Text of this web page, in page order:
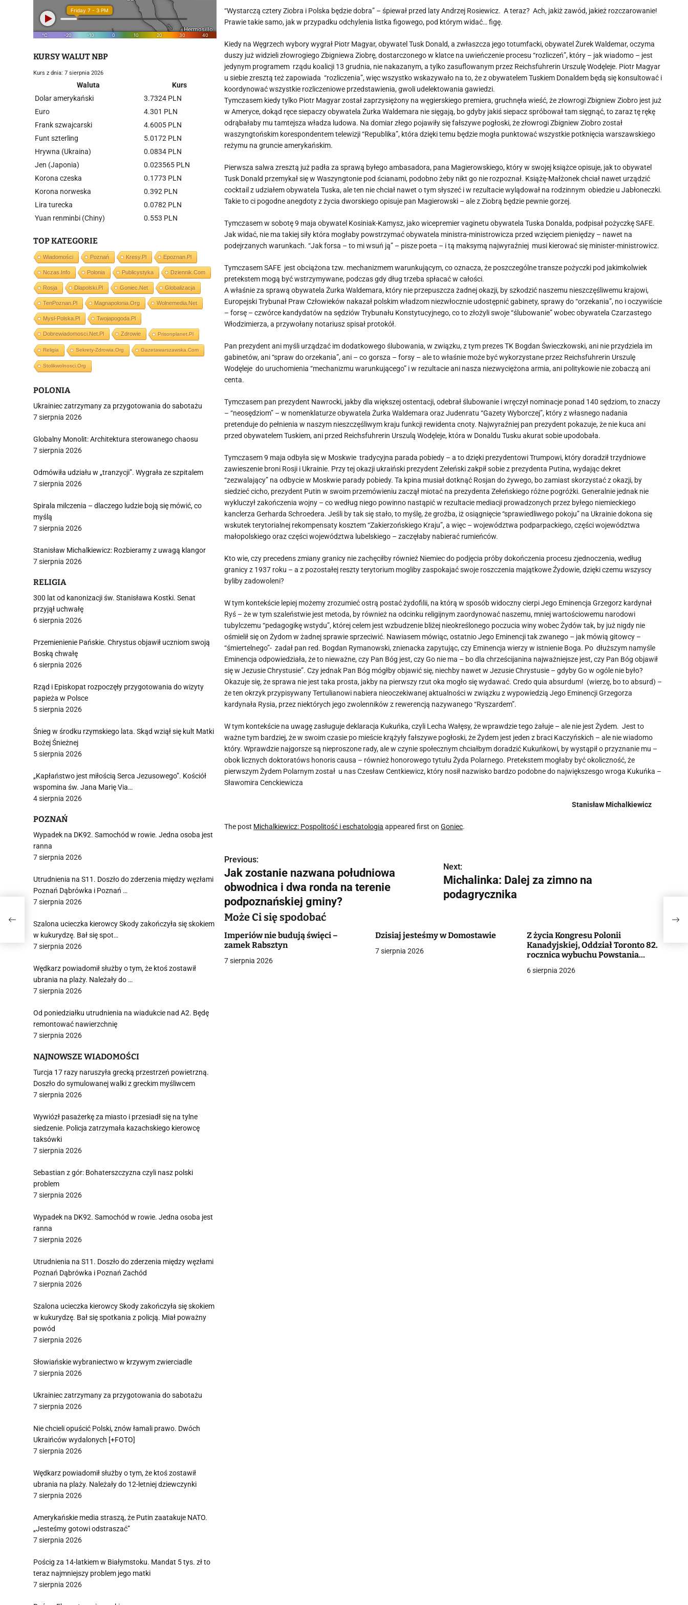
“Wystarczą cztery Ziobra i Polska będzie dobra” – śpiewał przed laty Andrzej Rosiewicz. A teraz? Ach, jakiż zawód, jakież rozczarowanie!
Prawie takie samo, jak w przypadku odchylenia listka figowego, pod którym widać… figę.
Kiedy na Węgrzech wybory wygrał Piotr Magyar, obywatel Tusk Donald, a zwłaszcza jego totumfacki, obywatel Żurek Waldemar, oczyma
duszy już widzieli złowrogiego Zbigniewa Ziobrę, dostarczonego w klatce na uwieńczenie procesu “rozliczeń”, który – jak wiadomo – jest
jedynym programem rządu koalicji 13 grudnia, nie nakazanym, a tylko zasuflowanym przez Reichsfuhrerin Urszulę Wodęleje. Piotr Magyar
u siebie zresztą też zapowiada “rozliczenia”, więc wszystko wskazywało na to, że z obywatelem Tuskiem Donaldem będą się konsultować i
koordynować wszystkie rozliczeniowe przedstawienia, gwoli udelektowania gawiedzi.
Tymczasem kiedy tylko Piotr Magyar został zaprzysiężony na węgierskiego premiera, gruchnęła wieść, że złowrogi Zbigniew Ziobro jest już
w Ameryce, dokąd ręce siepaczy obywatela Żurka Waldemara nie sięgają, bo gdyby jakiś siepacz spróbował tam sięgnąć, to zaraz tę rękę
odrąbałaby mu tamtejsza władza ludowa. Na domiar złego pojawiły się fałszywe pogłoski, że złowrogi Zbigniew Ziobro został
waszyngtońskim korespondentem telewizji “Republika”, która dzięki temu będzie mogła punktować wszystkie potknięcia warszawskiego
reżymu na gruncie amerykańskim.
Pierwsza salwa zresztą już padła za sprawą byłego ambasadora, pana Magierowskiego, który w swojej książce opisuje, jak to obywatel
Tusk Donald przemykał się w Waszyngtonie pod ścianami, podobno żeby nikt go nie rozpoznał. Książę-Małżonek chciał nawet urządzić
cocktail z udziałem obywatela Tuska, ale ten nie chciał nawet o tym słyszeć i w rezultacie wylądował na rodzinnym obiedzie u Jabłoneczki.
Takie to ci pogodne anegdoty z życia dworskiego opisuje pan Magierowski – ale z Ziobrą będzie pewnie gorzej.
Tymczasem w sobotę 9 maja obywatel Kosiniak-Kamysz, jako wicepremier vaginetu obywatela Tuska Donalda, podpisał pożyczkę SAFE.
Jak widać, nie ma takiej siły która mogłaby powstrzymać obywatela ministra-ministrowicza przed wzięciem pieniędzy – nawet na
podejrzanych warunkach. “Jak forsa – to mi wsuń ją” – pisze poeta – i tą maksymą najwyraźniej musi kierować się minister-ministrowicz.
Tymczasem SAFE jest obciążona tzw. mechanizmem warunkującym, co oznacza, że poszczególne transze pożyczki pod jakimkolwiek
pretekstem mogą być wstrzymywane, podczas gdy dług trzeba spłacać w całości.
A właśnie za sprawą obywatela Żurka Waldemara, który nie przepuszcza żadnej okazji, by szkodzić naszemu nieszczęśliwemu krajowi,
Europejski Trybunał Praw Człowieków nakazał polskim władzom niezwłocznie udostępnić gabinety, sprawy do “orzekania”, no i oczywiście
– forsę – czwórce kandydatów na sędziów Trybunału Konstytucyjnego, co to złożyli swoje “ślubowanie” wobec obywatela Czarzastego
Włodzimierza, a przywołany notariusz spisał protokół.
Pan prezydent ani myśli urządzać im dodatkowego ślubowania, w związku, z tym prezes TK Bogdan Świeczkowski, ani nie przydziela im
gabinetów, ani “spraw do orzekania”, ani – co gorsza – forsy – ale to właśnie może być wykorzystane przez Reichsfuhrerin Urszulę
Wodęleje do uruchomienia “mechanizmu warunkującego” i w rezultacie ani nasza niezwyciężona armia, ani politykowie nie zobaczą ani
centa.
Tymczasem pan prezydent Nawrocki, jakby dla większej ostentacji, odebrał ślubowanie i wręczył nominacje ponad 140 sędziom, to znaczy
– “neosędziom” – w nomenklaturze obywatela Żurka Waldemara oraz Judenratu “Gazety Wyborczej”, który z własnego nadania
pretenduje do pełnienia w naszym nieszczęśliwym kraju funkcji rewidenta cnoty. Najwyraźniej pan prezydent pokazuje, że nie kuca ani
przed obywatelem Tuskiem, ani przed Reichsfuhrerin Urszulą Wodęleje, która w Donaldu Tusku akurat sobie upodobała.
Tymczasem 9 maja odbyła się w Moskwie tradycyjna parada pobiedy – a to dzięki prezydentowi Trumpowi, który doradził trzydniowe
zawieszenie broni Rosji i Ukrainie. Przy tej okazji ukraiński prezydent Zełeński zakpił sobie z prezydenta Putina, wydając dekret
“zezwalający” na odbycie w Moskwie parady pobiedy. Ta kpina musiał dotknąć Rosjan do żywego, bo zamiast skorzystać z okazji, by
siedzieć cicho, prezydent Putin w swoim przemówieniu zaczął miotać na prezydenta Zełeńskiego różne pogróżki. Generalnie jednak nie
wykluczył zakończenia wojny – co według niego powinno nastąpić w rezultacie mediacji prowadzonych przez byłego niemieckiego
kanclerza Gerharda Schroedera. Jeśli by tak się stało, to myślę, że groźba, iż osiągnięcie “sprawiedliwego pokoju” na Ukrainie dokona się
wskutek terytorialnej rekompensaty kosztem “Zakierzońskiego Kraju”, a więc – województwa podparpackiego, części województwa
małopolskiego oraz części województwa lubelskiego – zaczęłaby nabierać rumieńców.
Kto wie, czy precedens zmiany granicy nie zachęciłby również Niemiec do podjęcia próby dokończenia procesu zjednoczenia, według
granicy z 1937 roku – a z pozostałej reszty terytorium mogliby zaspokajać swoje roszczenia majątkowe Źydowie, dzięki czemu wszyscy
byliby zadowoleni?
W tym kontekście lepiej możemy zrozumieć ostrą postać żydofilii, na którą w sposób widoczny cierpi Jego Eminencja Grzegorz kardynał
Ryś – że w tym szaleństwie jest metoda, by również na odcinku religijnym zaordynować naszemu, mniej wartościowemu narodowi
tubylczemu “pedagogikę wstydu”, której celem jest wzbudzenie bliżej nieokreślonego poczucia winy wobec Żydów tak, by już nigdy nie
ośmielił się on Żydom w żadnej sprawie sprzeciwić. Nawiasem mówiąc, ostatnio Jego Eminencji tak zwanego – jak mówią gitowcy –
“śmiertelnego”- zadał pan red. Bogdan Rymanowski, znienacka zapytując, czy Eminencja wierzy w istnienie Boga. Po dłuższym namyśle
Eminencja odpowiedziała, że to nieważne, czy Pan Bóg jest, czy Go nie ma – bo dla chrześcijanina najważniejsze jest, czy Pan Bóg objawił
się w Jezusie Chrystusie”. Czy jednak Pan Bóg mógłby objawić się, niechby nawet w Jezusie Chrystusie – gdyby Go w ogóle nie było?
Okazuje się, że sprawa nie jest taka prosta, jakby na pierwszy rzut oka mogło się wydawać. Credo quia absurdum! (wierzę, bo to absurd) –
że ten okrzyk przypisywany Tertulianowi nabiera nieoczekiwanej aktualności w związku z wypowiedzią Jego Eminencji Grzegorza
kardynała Rysia, przez niektórych jego zwolenników z rewerencją nazywanego “Ryszardem”.
W tym kontekście na uwagę zasługuje deklaracja Kukuńka, czyli Lecha Wałęsy, że wprawdzie tego żałuje – ale nie jest Żydem. Jest to
ważne tym bardziej, że w swoim czasie po mieście krążyły fałszywe pogłoski, że Żydem jest jeden z braci Kaczyńskich – ale nie wiadomo
który. Wprawdzie najgorsze są nieproszone rady, ale w czynie społecznym chciałbym doradzić Kukuńkowi, by wystąpił o przyznanie mu –
obok licznych doktoratóws honoris causa – również honorowego tytułu Żyda Polarnego. Pretekstem mogłaby być okoliczność, że
pierwszym Żydem Polarnym został u nas Czesław Centkiewicz, który nosił nazwisko bardzo podobne do największesgo wroga Kukuńka –
Sławomira Cenckiewicza
Stanisław Michalkiewicz
The post Michalkiewicz: Pospolitość i eschatologia appeared first onGoniec.
N
a
w
i
g
a
Previous:
Jak zostanie nazwana południowa
obwodnica i dwa ronda na terenie
podpoznańskiej gminy?
Next:
Michalinka: Dalej za zimno na
podagrycznika
Może Ci się spodobać
Imperiów nie budują święci –
zamek Rabsztyn
7 sierpnia 2026
Dzisiaj jesteśmy w Domostawie
7 sierpnia 2026
Z życia Kongresu Polonii
Kanadyjskiej, Oddział Toronto 82.
rocznica wybuchu Powstania
6 sierpnia 2026
KURSY WALUT NBP
Kurs z dnia: 7 sierpnia 2026
Waluta
Kurs
Dolar amerykański
3.7324 PLN
Euro
4.301 PLN
Frank szwajcarski
4.6005 PLN
Funt szterling
5.0172 PLN
Hrywna (Ukraina)
0.0834 PLN
Jen (Japonia)
0.023565 PLN
Korona czeska
0.1773 PLN
Korona norweska
0.392 PLN
Lira turecka
0.0782 PLN
Yuan renminbi (Chiny)
0.553 PLN
TOP KATEGORIE
Wiadomości Poznań Kresy.pl Epoznan.pl
Nczas.info Polonia Publicystyka Dziennik.com
Rosja Dlapolski.pl Goniec.net Globalizacja
TenPoznan.pl Magnapolonia.org Wolnemedia.net
Mysl-Polska.pl Twojapogoda.pl
Dobrewiadomosci.net.pl Zdrowie Prisonplanet.pl
Religia Sekrety-Zdrowia.org Gazetawarszawska.com
Stolikwolnosci.org
POLONIA
Ukrainiec zatrzymany za przygotowania do sabotażu
7 sierpnia 2026
Globalny Monolit: Architektura sterowanego chaosu
7 sierpnia 2026
Odmówiła udziału w „tranzycji”. Wygrała ze szpitalem
7 sierpnia 2026
Spirala milczenia – dlaczego ludzie boją się mówić, co
myślą
7 sierpnia 2026
Stanisław Michalkiewicz: Rozbieramy z uwagą klangor
7 sierpnia 2026
RELIGIA
300 lat od kanonizacji św. Stanisława Kostki. Senat
przyjął uchwałę
6 sierpnia 2026
Przemienienie Pańskie. Chrystus objawił uczniom swoją
Boską chwałę
6 sierpnia 2026
Rząd i Episkopat rozpoczęły przygotowania do wizyty
papieża w Polsce
5 sierpnia 2026
Śnieg w środku rzymskiego lata. Skąd wziął się kult Matki
Bożej Śnieżnej
5 sierpnia 2026
„Kapłaństwo jest miłością Serca Jezusowego”. Kościół
wspomina św. Jana Marię Via…
4 sierpnia 2026
POZNAŃ
Wypadek na DK92. Samochód w rowie. Jedna osoba jest
ranna
7 sierpnia 2026
Utrudnienia na S11. Doszło do zderzenia między węzłami
Poznań Dąbrówka i Poznań …
7 sierpnia 2026
Szalona ucieczka kierowcy Skody zakończyła się skokiem
w kukurydzę. Bał się spot…
7 sierpnia 2026
Wędkarz powiadomił służby o tym, że ktoś zostawił
ubrania na plaży. Należały do …
7 sierpnia 2026
Od poniedziałku utrudnienia na wiadukcie nad A2. Będę
remontować nawierzchnię
7 sierpnia 2026
NAJNOWSZE WIADOMOŚCI
Turcja 17 razy naruszyła grecką przestrzeń powietrzną.
Doszło do symulowanej walki z greckim myśliwcem
7 sierpnia 2026
Wywiózł pasażerkę za miasto i przesiadł się na tylne
siedzenie. Policja zatrzymała kazachskiego kierowcę
taksówki
7 sierpnia 2026
Sebastian z gór: Bohaterszczyzna czyli nasz polski
problem
7 sierpnia 2026
Wypadek na DK92. Samochód w rowie. Jedna osoba jest
ranna
7 sierpnia 2026
Utrudnienia na S11. Doszło do zderzenia między węzłami
Poznań Dąbrówka i Poznań Zachód
7 sierpnia 2026
Szalona ucieczka kierowcy Skody zakończyła się skokiem
w kukurydzę. Bał się spotkania z policją. Miał poważny
powód
7 sierpnia 2026
Słowiańskie wybraniectwo w krzywym zwierciadle
7 sierpnia 2026
Ukrainiec zatrzymany za przygotowania do sabotażu
7 sierpnia 2026
Nie chcieli opuścić Polski, znów łamali prawo. Dwóch
Ukraińców wydalonych [+FOTO]
7 sierpnia 2026
Wędkarz powiadomił służby o tym, że ktoś zostawił
ubrania na plaży. Należały do 12-letniej dziewczynki
7 sierpnia 2026
Amerykańskie media straszą, że Putin zaatakuje NATO.
„Jesteśmy gotowi odstraszać”
7 sierpnia 2026
Pościg za 14-latkiem w Białymstoku. Mandat 5 tys. zł to
teraz najmniejszy problem jego matki
7 sierpnia 2026